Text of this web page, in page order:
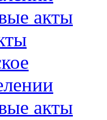
акты
акты